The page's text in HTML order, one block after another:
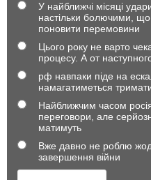
У найближчі місяці
настільки болючими,
поновити перемовини
Цього року не варто
процесу. А от
рф навпаки піде на
намагатиметься
Найближчим часом
переговори, але
матимуть
Вже давно не роблю
завершення війни